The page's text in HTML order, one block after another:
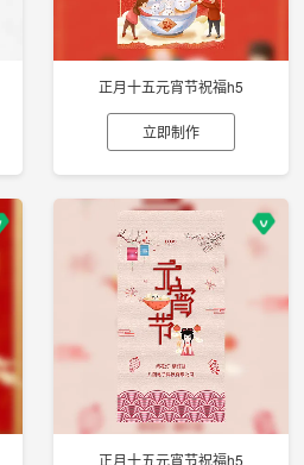
正月十五元宵节祝福h5
立即制作
正月十五元宵节祝福h5